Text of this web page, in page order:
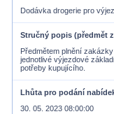
Dodávka drogerie pro
Stručný popis (předmět
Předmětem plnění
jednotlivé výjezdové
potřeby kupujícího.
Lhůta pro podání
30. 05. 2023 08:00:00